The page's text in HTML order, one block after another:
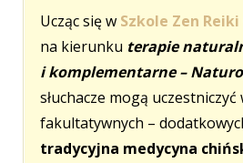
Ucząc się w Szkole Zen Reiki
na kierunku terapie
i komplementarne –
słuchacze mogą uczestniczyć
fakultatywnych –
tradycyjna medycyna